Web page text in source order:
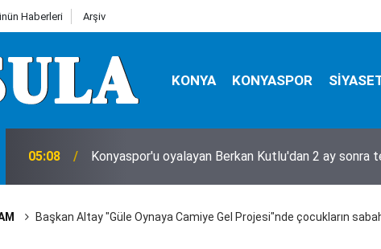
Haberleri Arşiv
KONYA KONYASPOR
05:07 Konyaspor'da gerçekler söylenecek mi?
Başkan Altay "Güle Oynaya Camiye Gel Projesi"nde çocukların